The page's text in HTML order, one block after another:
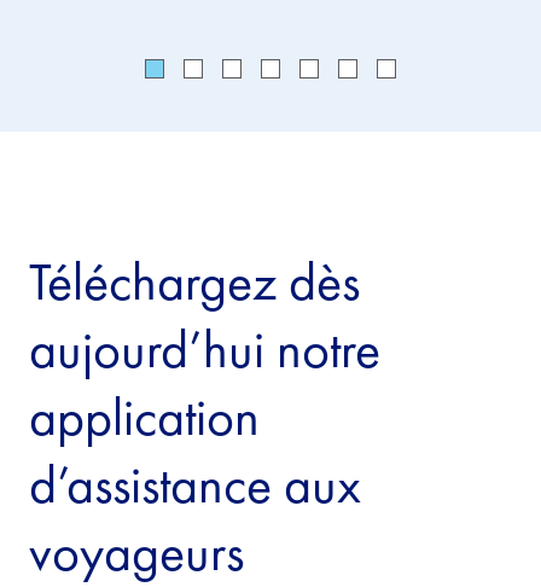
Téléchargez dès
aujourd’hui notre
application
d’assistance aux
voyageurs